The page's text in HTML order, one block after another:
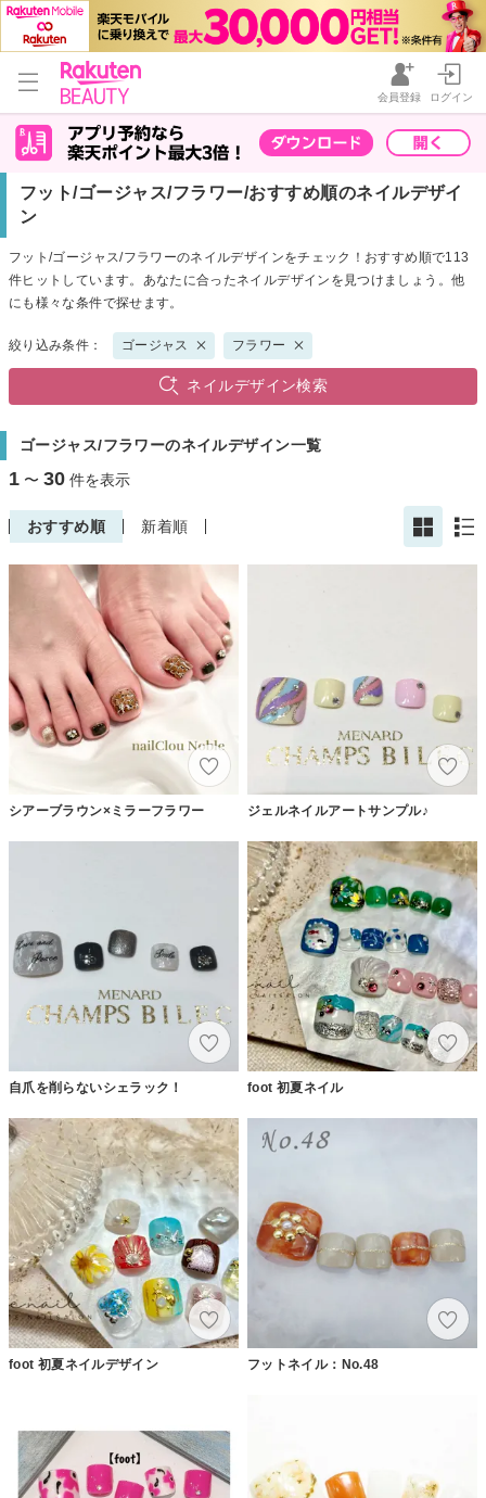
会員登録 ログイン
フット/ゴージャス/フラワー/おすすめ順のネイルデザイ
ン
フット/ゴージャス/フラワーのネイルデザインをチェック！おすすめ順で113
件ヒットしています。あなたに合ったネイルデザインを見つけましょう。他
にも様々な条件で探せます。
絞り込み条件： ゴージャス フラワー
ネイルデザイン検索
ゴージャス/フラワーのネイルデザイン一覧
1 〜 30 件を表示
おすすめ順 新着順
シアーブラウン×ミラーフラワー ジェルネイルアートサンプル♪
自爪を削らないシェラック！ foot 初夏ネイル
foot 初夏ネイルデザイン フットネイル：No.48